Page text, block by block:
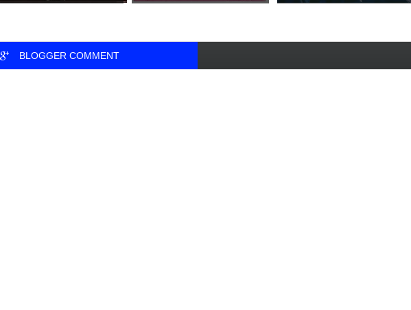
BLOGGER COMMENT